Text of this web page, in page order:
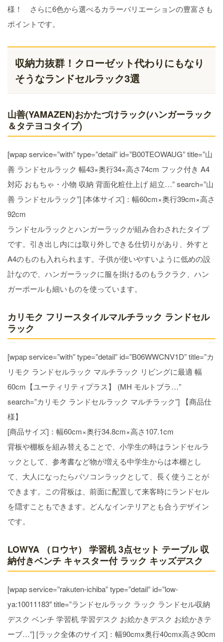
様！ さらに6色から選べるカラーバリエーションの豊富さも
ポイントです。
収納力抜群！クローゼット代わりにもなり
そうなランドセルラック3選
山善(YAMAZEN)おかたづけラック(ハンガーラック
＆タテヨコタイプ)
[wpap service=”with” type=”detail” id=”B00TEOWAUG” title=”山
善 ランドセルラック 幅43×奥行34×高さ74cm フック付き A4
対応 おもちゃ・小物 収納 背面化粧仕上げ 組立…” search=”山
善 ランドセルラック”] [本体サイズ]：幅60cm×奥行39cm×高さ
92cm
ランドセルラックとハンガーラックが組み合わされたタイプ
です。引き出し内には取り外しできる仕切りがあり、外すと
A4のものも入れられます。子供が使いやすいように低めの設
計なので、ハンガーラックに服を掛けるのもラクラク、ハン
ガーポールも細いものを使っています。
カリモク フリースタイルマルチラック ランドセル
ラック
[wpap service=”with” type=”detail” id=”B06WWCNV1D” title=”カ
リモク ランドセルラック マルチラック リビングに最適 幅
60cm【ユーティリティプラス】 (MH モルトブラ…”
search=”カリモク ランドセルラック マルチラック”] 【商品仕
様】
[商品サイズ]：幅60cm×奥行34.8cm×高さ107.1cm
背板や棚板を組み替えることで、小学生の時はランドセルラ
ックとして、参考書など物が増える中学生からは本棚とし
て、大人になったらパソコンラックとして、長く使うことが
できます。この背板は、前面に配置して来客時にランドセル
を隠すこともできます。どんなインテリアとも合うデザイン
です。
LOWYA （ロウヤ） 学習机 3点セット テーブル 収
納付きベンチ キャスター付 ラック キッズデスク
[wpap service=”rakuten-ichiba” type=”detail” id=”low-
ya:10011183″ title=”ランドセルラック ラック ランドセル収納
デスク ベンチ 学習机 学習デスク お絵かきデスク お絵かきテ
ーブ…”] [ラック全体のサイズ]：幅90cmx奥行40cmx高さ90cm